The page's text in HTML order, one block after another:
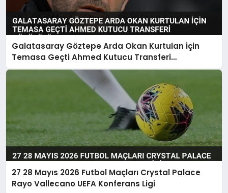
Galatasaray Göztepe Arda Okan Kurtulan İçin
Temasa Geçti Ahmed Kutucu Transferi
Görüşülüyor
27 28 Mayıs 2026 Futbol Maçları Crystal Palace
Rayo Vallecano UEFA Konferans Ligi